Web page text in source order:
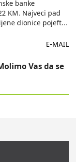
banke
KM. Najveci pad
dionice pojeft...
E-MAIL
Vas da se